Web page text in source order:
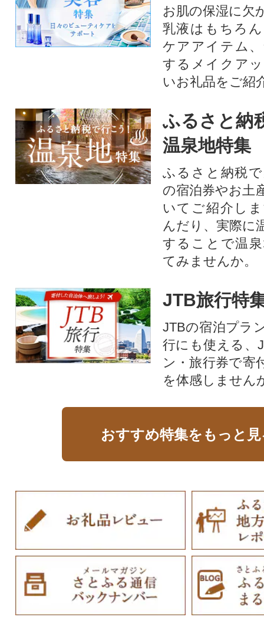
お肌の保湿に欠
乳液はもちろ
ケアアイテム
するメイクア
いお礼品をご紹
ふるさと納
温泉地特集
ふるさと納税
の宿泊券やお土
いてご紹介し
んだり、実際に
することで温
てみませんか。
JTB旅行特
JTBの宿泊プラ
行にも使える、
ン・旅行券で寄
を体感しません
おすすめ特集をもっと